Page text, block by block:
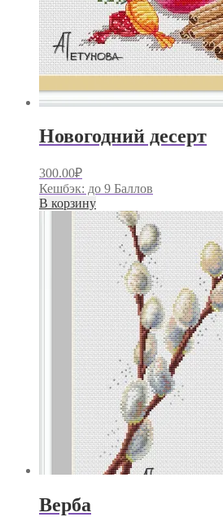
Новогодний десерт
300.00₽
Кешбэк: до 9 Баллов
В корзину
Верба